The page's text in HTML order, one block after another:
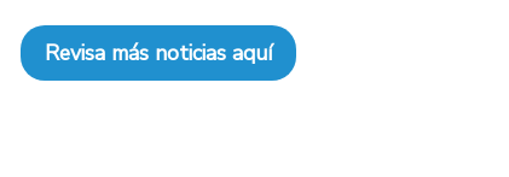
Revisa más noticias aquí